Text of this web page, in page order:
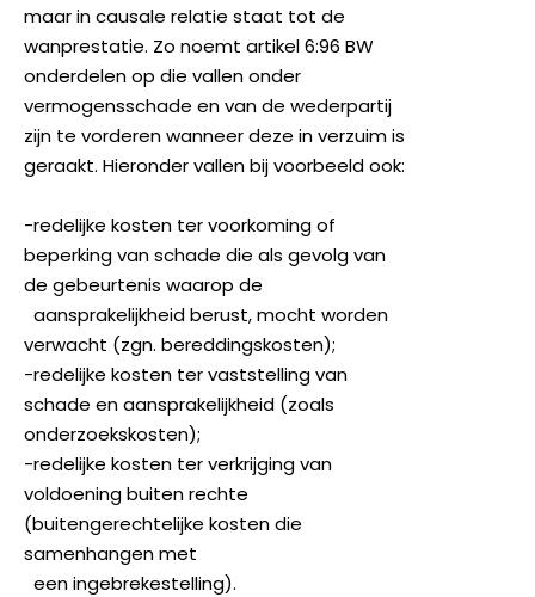
maar in causale relatie staat tot de
wanprestatie. Zo noemt artikel 6:96 BW
onderdelen op die vallen onder
vermogensschade en van de wederpartij
zijn te vorderen wanneer deze in verzuim is
geraakt. Hieronder vallen bij voorbeeld ook:
-redelijke kosten ter voorkoming of
beperking van schade die als gevolg van
de gebeurtenis waarop de
aansprakelijkheid berust, mocht worden
verwacht (zgn. bereddingskosten);
-redelijke kosten ter vaststelling van
schade en aansprakelijkheid (zoals
onderzoekskosten);
-redelijke kosten ter verkrijging van
voldoening buiten rechte
(buitengerechtelijke kosten die
samenhangen met
een ingebrekestelling).